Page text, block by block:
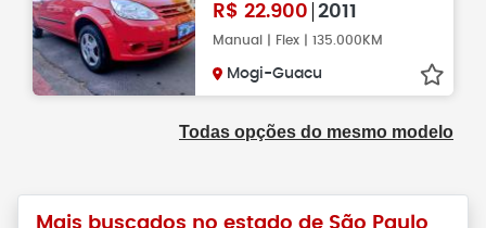
R$ 22.900 2011
Manual | Flex | 135.000KM
Mogi-Guacu
Todas opções do mesmo modelo
Mais buscados no estado de São Paulo